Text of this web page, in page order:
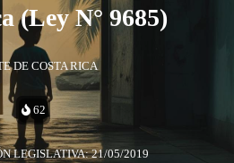
(Ley N° 9685)
DE COSTA RICA
62
LEGISLATIVA: 21/05/2019